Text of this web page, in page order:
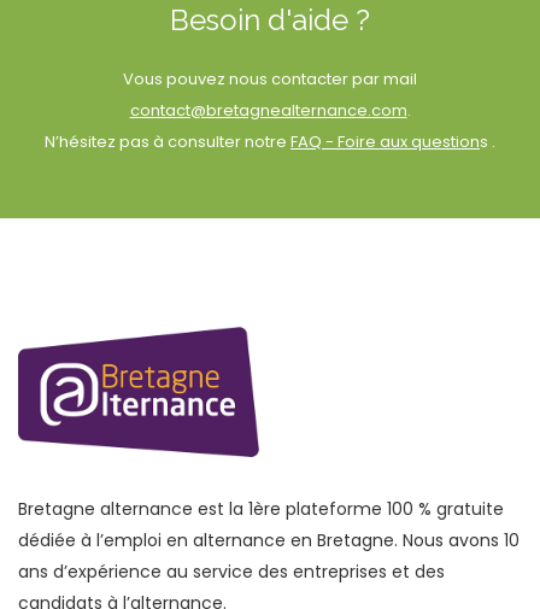
Besoin d'aide ?
Vous pouvez nous contacter par mail
contact@bretagnealternance.com.
N’hésitez pas à consulter notre FAQ - Foire aux questions .
Bretagne alternance est la 1ère plateforme 100 % gratuite
dédiée à l’emploi en alternance en Bretagne. Nous avons 10
ans d’expérience au service des entreprises et des
candidats à l’alternance.